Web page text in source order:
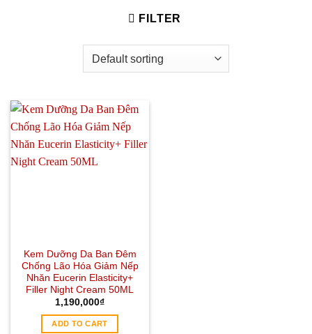
FILTER
Kem Dưỡng Da Ban Đêm
Chống Lão Hóa Giảm Nếp
Nhăn Eucerin Elasticity+
Filler Night Cream 50ML
1,190,000₫
ADD TO CART